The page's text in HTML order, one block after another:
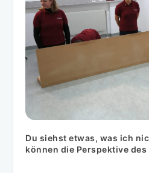
Du siehst etwas, was ich
können die Perspektive des